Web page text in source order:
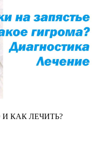
КАК ЛЕЧИТЬ?